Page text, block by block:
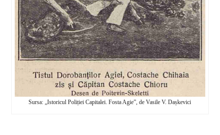
Sursa: „Istoricul Poliției Capitalei. Fosta Agie”, de Vasile V. Dașkevici